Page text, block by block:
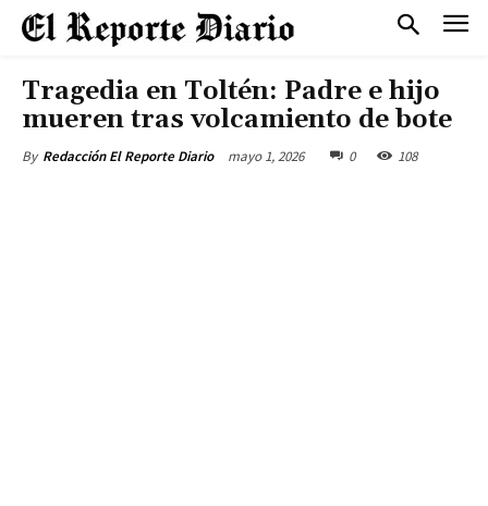
Tragedia en Toltén: Padre e hijo
mueren tras volcamiento de bote
By Redacción El Reporte Diario mayo 1, 2026 0 108